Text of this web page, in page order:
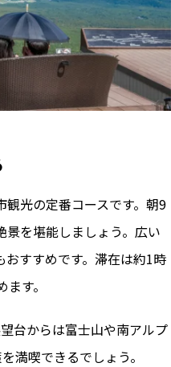
光の定番コースです。朝9
を堪能しましょう。広い
すすめです。滞在は約1時
す。
台からは富士山や南アルプ
満喫できるでしょう。